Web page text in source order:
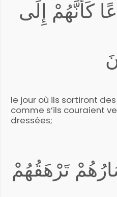
كَأَنَّهُمْ إِلَى
le jour où ils sortiront
comme s’ils couraient
dressées;
تَرْهَقُهُمْ